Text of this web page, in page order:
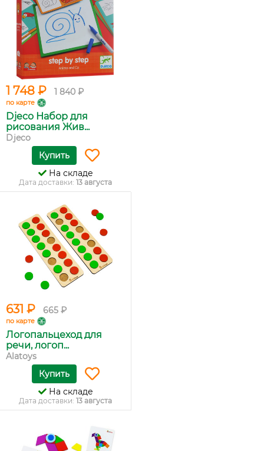
1 748 ₽ 1 840 ₽
по карте
Djeco Набор для
рисования Жив...
Djeco
Купить
На складе
Дата доставки: 13 августа
631 ₽ 665 ₽
по карте
Логопальцеход для
речи, логоп...
Alatoys
Купить
На складе
Дата доставки: 13 августа